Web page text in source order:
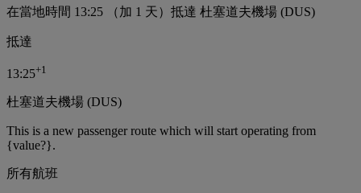
在當地時間 13:25 （加 1 天）抵達 杜塞道夫機場 (DUS)
抵達
13:25+1
杜塞道夫機場 (DUS)
This is a new passenger route which will start operating from
{value?}.
所有航班